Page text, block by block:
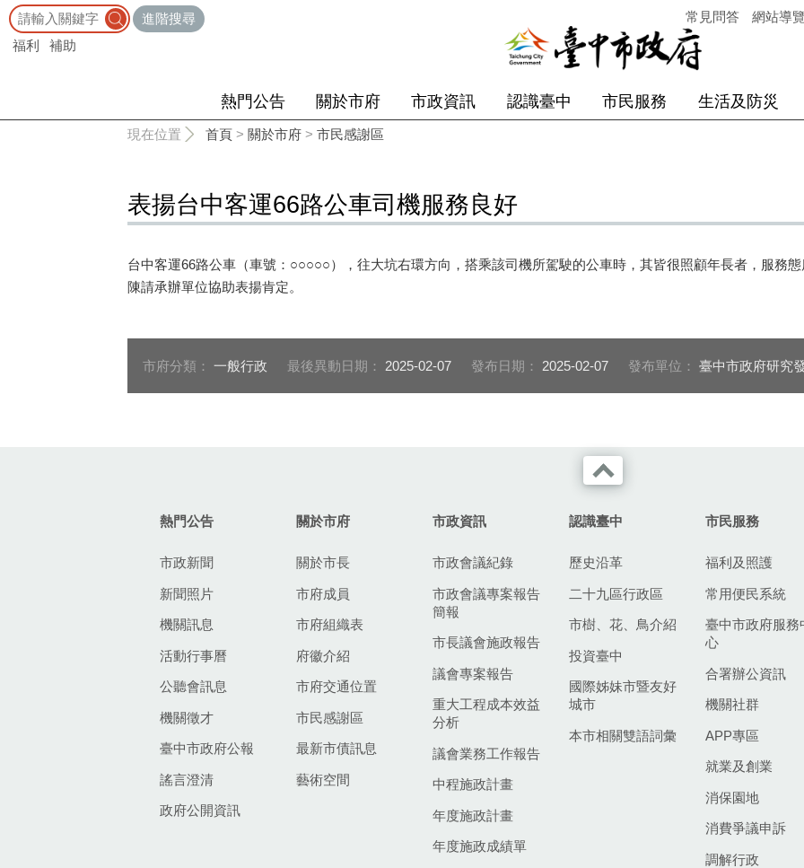
進階搜尋
福利
補助
常見問答 網站導
熱門公告 關於市府 市政資訊 認識臺中 市民服務 生活及防災
現在位置 首頁 > 關於市府 > 市民感謝區
表揚台中客運66路公車司機服務良好
台中客運66路公車（車號：○○○○○），往大坑右環方向，搭乘該司機所駕駛的公車時，其皆很照顧年長者，服務
陳請承辦單位協助表揚肯定。
市府分類： 一般行政 最後異動日期： 2025-02-07 發布日期： 2025-02-07 發布單位： 臺中市政府研究
熱門公告
市政新聞
新聞照片
機關訊息
活動行事曆
公聽會訊息
機關徵才
臺中市政府公報
謠言澄清
政府公開資訊
關於市府
關於市長
市府成員
市府組織表
府徽介紹
市府交通位置
市民感謝區
最新市債訊息
藝術空間
市政資訊
市政會議紀錄
市政會議專案報告
簡報
市長議會施政報告
議會專案報告
重大工程成本效益
分析
議會業務工作報告
中程施政計畫
年度施政計畫
年度施政成績單
認識臺中
歷史沿革
二十九區行政區
市樹、花、鳥介紹
投資臺中
國際姊妹市暨友好
城市
本市相關雙語詞彙
市民服務
福利及照護
常用便民系統
臺中市政府服務
心
合署辦公資訊
機關社群
APP專區
就業及創業
消保園地
消費爭議申訴
調解行政